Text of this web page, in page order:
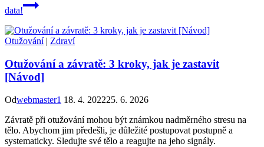
data!
Otužování| Zdraví
Otužování a závratě: 3 kroky, jak je zastavit
[Návod]
Odwebmaster1 18. 4. 202225. 6. 2026
Závratě při otužování mohou být známkou nadměrného stresu na
tělo. Abychom jim předešli, je důležité postupovat postupně a
systematicky. Sledujte své tělo a reagujte na jeho signály.